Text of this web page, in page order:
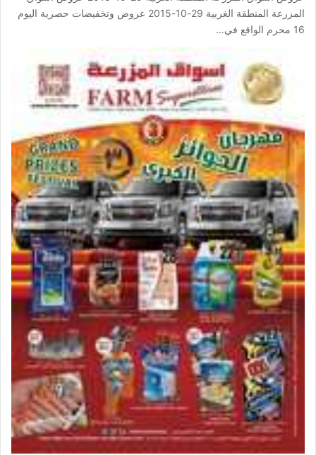
المزرعة المنطقة الغربية 29-10-2015 عروض وتخفيضات حصرية اليوم
16 محرم الواقع في…